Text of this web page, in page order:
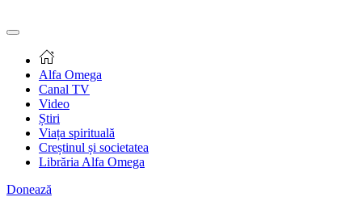
Alfa Omega
Canal TV
Video
Știri
Viața spirituală
Creștinul și societatea
Librăria Alfa Omega
Donează